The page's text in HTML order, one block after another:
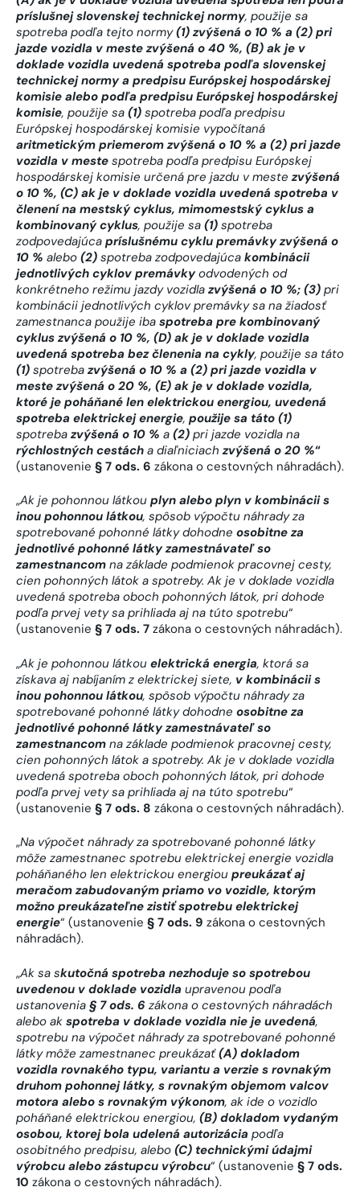
príslušnej slovenskej technickej normy, použije sa
spotreba podľa tejto normy(1) zvýšená o 10 % a (2) pri
jazde vozidla v meste zvýšená o 40 %, (B) ak je v
doklade vozidla uvedená spotreba podľa slovenskej
technickej normy a predpisu Európskej hospodárskej
komisie alebo podľa predpisu Európskej hospodárskej
komisie, použije sa (1) spotreba podľa predpisu
Európskej hospodárskej komisie vypočítaná
aritmetickým priemerom zvýšená o 10 % a (2) pri jazde
vozidla v meste spotreba podľa predpisu Európskej
hospodárskej komisie určená pre jazdu v meste zvýšená
o 10 %, (C) ak je v doklade vozidla uvedená spotreba v
členení na mestský cyklus, mimomestský cyklus a
kombinovaný cyklus, použije sa (1) spotreba
zodpovedajúca príslušnému cyklu premávky zvýšená o
10 % alebo (2) spotreba zodpovedajúca kombinácii
jednotlivých cyklov premávky odvodených od
konkrétneho režimu jazdy vozidla zvýšená o 10 %; (3) pri
kombinácii jednotlivých cyklov premávky sa na žiadosť
zamestnanca použije iba spotreba pre kombinovaný
cyklus zvýšená o 10 %, (D) ak je v doklade vozidla
uvedená spotreba bez členenia na cykly, použije sa táto
(1) spotreba zvýšená o 10 % a (2) pri jazde vozidla v
meste zvýšená o 20 %, (E) ak je v doklade vozidla,
ktoré je poháňané len elektrickou energiou, uvedená
spotreba elektrickej energie, použije sa táto (1)
spotreba zvýšená o 10 % a (2) pri jazde vozidla na
rýchlostných cestách a diaľniciach zvýšená o 20 %“
(ustanovenie § 7 ods. 6 zákona o cestovných náhradách).
„Ak je pohonnou látkou plyn alebo plyn v kombinácii s
inou pohonnou látkou, spôsob výpočtu náhrady za
spotrebované pohonné látky dohodne osobitne za
jednotlivé pohonné látky zamestnávateľ so
zamestnancom na základe podmienok pracovnej cesty,
cien pohonných látok a spotreby. Ak je v doklade vozidla
uvedená spotreba oboch pohonných látok, pri dohode
podľa prvej vety sa prihliada aj na túto spotrebu“
(ustanovenie § 7 ods. 7 zákona o cestovných náhradách).
„Ak je pohonnou látkou elektrická energia, ktorá sa
získava aj nabíjaním z elektrickej siete, v kombinácii s
inou pohonnou látkou, spôsob výpočtu náhrady za
spotrebované pohonné látky dohodne osobitne za
jednotlivé pohonné látky zamestnávateľ so
zamestnancom na základe podmienok pracovnej cesty,
cien pohonných látok a spotreby. Ak je v doklade vozidla
uvedená spotreba oboch pohonných látok, pri dohode
podľa prvej vety sa prihliada aj na túto spotrebu“
(ustanovenie § 7 ods. 8 zákona o cestovných náhradách).
„Na výpočet náhrady za spotrebované pohonné látky
môže zamestnanec spotrebu elektrickej energie vozidla
poháňaného len elektrickou energiou preukázať aj
meračom zabudovaným priamo vo vozidle, ktorým
možno preukázateľne zistiť spotrebu elektrickej
energie“ (ustanovenie § 7 ods. 9 zákona o cestovných
náhradách).
„Ak sa skutočná spotreba nezhoduje so spotrebou
uvedenou v doklade vozidla upravenou podľa
ustanovenia § 7 ods. 6 zákona o cestovných náhradách
alebo ak spotreba v doklade vozidla nie je uvedená,
spotrebu na výpočet náhrady za spotrebované pohonné
látky môže zamestnanec preukázať(A) dokladom
vozidla rovnakého typu, variantu a verzie s rovnakým
druhom pohonnej látky, s rovnakým objemom valcov
motora alebo s rovnakým výkonom, ak ide o vozidlo
poháňané elektrickou energiou, (B) dokladom vydaným
osobou, ktorej bola udelená autorizácia podľa
osobitného predpisu, alebo (C) technickými údajmi
výrobcu alebo zástupcu výrobcu“ (ustanovenie § 7 ods.
10 zákona o cestovných náhradách).